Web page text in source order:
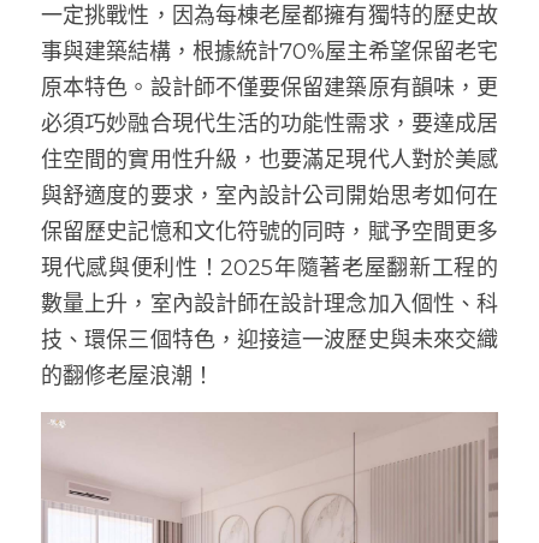
一定挑戰性，因為每棟老屋都擁有獨特的歷史故
事與建築結構，根據統計70%屋主希望保留老宅
原本特色。設計師不僅要保留建築原有韻味，更
必須巧妙融合現代生活的功能性需求，要達成居
住空間的實用性升級，也要滿足現代人對於美感
與舒適度的要求，室內設計公司開始思考如何在
保留歷史記憶和文化符號的同時，賦予空間更多
現代感與便利性！2025年隨著老屋翻新工程的
數量上升，室內設計師在設計理念加入個性、科
技、環保三個特色，迎接這一波歷史與未來交織
的翻修老屋浪潮！